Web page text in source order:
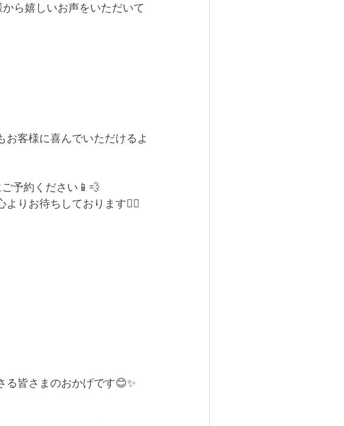
ら嬉しいお声をいただいて
客様に喜んでいただけるよ
予約ください📱💨
りお待ちしております💆‍♀️
る皆さまのおかげです😊✨